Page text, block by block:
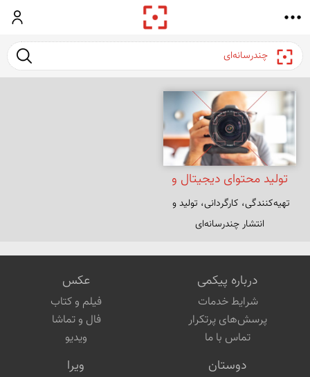
ورود
جست و
تولید محتوای دیجیتال و
دیجیتال مارکتینگ
تهیه‌کنندگی، کارگردانی، تولید و
انتشار چندرسانه‌ای
درباره پیکمی
شرایط خدمات
پرسش‌های پرتکرار
تماس با ما
عکس
فیلم و کتاب
فال و تماشا
ویدیو
دوستان ویرا